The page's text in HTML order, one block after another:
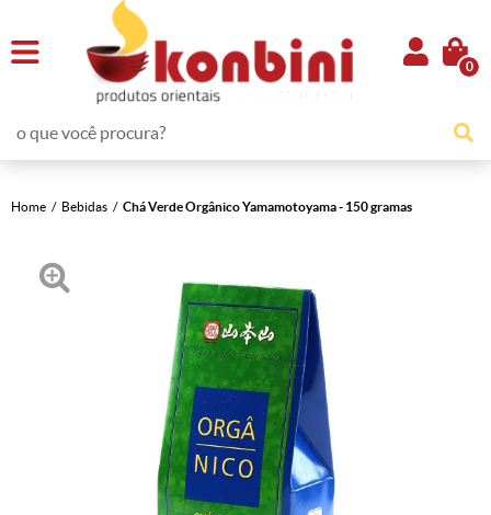
0
Home Bebidas Chá Verde Orgânico Yamamotoyama - 150 gramas